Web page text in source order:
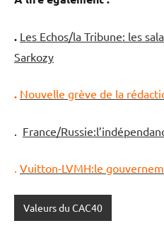
. Les Echos/la Tribune: les
Sarkozy
. Nouvelle grève de la
France/
Vuitton-LVMH:le
Valeurs du CAC40